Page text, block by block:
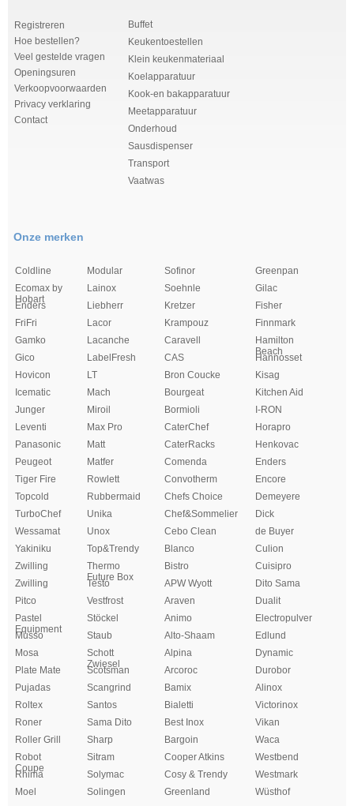
Registreren
Hoe bestellen?
Veel gestelde vragen
Openingsuren
Verkoopvoorwaarden
Privacy verklaring
Contact
Buffet
Keukentoestellen
Klein keukenmateriaal
Koelapparatuur
Kook-en bakapparatuur
Meetapparatuur
Onderhoud
Sausdispenser
Transport
Vaatwas
Onze merken
Coldline Modular Sofinor
Greenpan
Ecomax by
Hobart
Lainox Soehnle
Gilac
Enders
Liebherr Kretzer
Fisher
FriFri
Lacor Krampouz
Finnmark
Gamko
Lacanche Caravell
Hamilton
Beach
Gico LabelFresh CAS
Hannosset
Hovicon
LT Bron Coucke
Kisag
Icematic
Mach Bourgeat
Kitchen Aid
Junger
Miroil Bormioli
I-RON
Leventi
Max Pro CaterChef
Horapro
Panasonic
Matt CaterRacks
Henkovac
Peugeot
Matfer Comenda
Enders
Tiger Fire
Rowlett Convotherm
Encore
Topcold
Rubbermaid Chefs Choice
Demeyere
TurboChef
Unika Chef&Sommelier
Dick
Wessamat
Unox Cebo Clean
de Buyer
Yakiniku
Top&Trendy Blanco
Culion
Zwilling
Thermo
Future Box
Bistro
Cuisipro
Zwilling
Testo APW Wyott
Dito Sama
Pitco
Vestfrost Araven
Dualit
Pastel
Equipment
Stöckel Animo
Electropulver
Musso
Staub Alto-Shaam
Edlund
Mosa
Schott
Zwiesel
Alpina
Dynamic
Plate Mate
Scotsman Arcoroc
Durobor
Pujadas
Scangrind Bamix
Alinox
Roltex
Santos Bialetti
Victorinox
Roner
Sama Dito Best Inox
Vikan
Roller Grill
Sharp Bargoin
Waca
Robot
Coupe
Sitram Cooper Atkins
Westbend
Rhima
Solymac Cosy & Trendy
Westmark
Moel
Solingen Greenland Wüsthof